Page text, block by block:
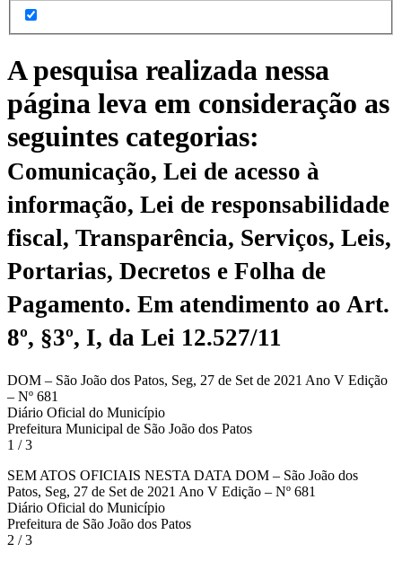
A pesquisa realizada nessa
página leva em consideração as
seguintes categorias:
Comunicação, Lei de acesso à
informação, Lei de responsabilidade
fiscal, Transparência, Serviços, Leis,
Portarias, Decretos e Folha de
Pagamento. Em atendimento ao Art.
8º, §3º, I, da Lei 12.527/11
DOM – São João dos Patos, Seg, 27 de Set de 2021 Ano V Edição
– Nº 681
Diário Oficial do Município
Prefeitura Municipal de São João dos Patos
1 / 3
SEM ATOS OFICIAIS NESTA DATA DOM – São João dos
Patos, Seg, 27 de Set de 2021 Ano V Edição – Nº 681
Diário Oficial do Município
Prefeitura de São João dos Patos
2 / 3